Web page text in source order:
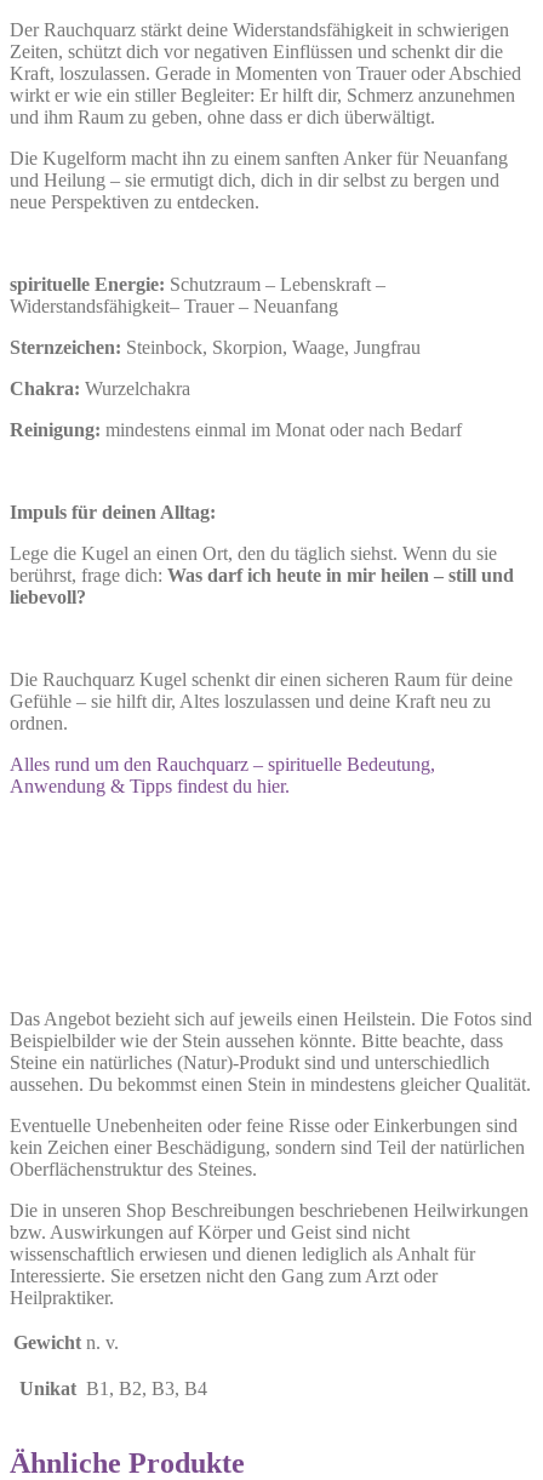
Der Rauchquarz stärkt deine Widerstandsfähigkeit in schwierigen
Zeiten, schützt dich vor negativen Einflüssen und schenkt dir die
Kraft, loszulassen. Gerade in Momenten von Trauer oder Abschied
wirkt er wie ein stiller Begleiter: Er hilft dir, Schmerz anzunehmen
und ihm Raum zu geben, ohne dass er dich überwältigt.
Die Kugelform macht ihn zu einem sanften Anker für Neuanfang
und Heilung – sie ermutigt dich, dich in dir selbst zu bergen und
neue Perspektiven zu entdecken.
spirituelle Energie: Schutzraum – Lebenskraft –
Widerstandsfähigkeit– Trauer – Neuanfang
Sternzeichen: Steinbock, Skorpion, Waage, Jungfrau
Chakra: Wurzelchakra
Reinigung: mindestens einmal im Monat oder nach Bedarf
Impuls für deinen Alltag:
Lege die Kugel an einen Ort, den du täglich siehst. Wenn du sie
berührst, frage dich: Was darf ich heute in mir heilen – still und
liebevoll?
Die Rauchquarz Kugel schenkt dir einen sicheren Raum für deine
Gefühle – sie hilft dir, Altes loszulassen und deine Kraft neu zu
ordnen.
Alles rund um den Rauchquarz – spirituelle Bedeutung,
Anwendung & Tipps findest du hier.
Das Angebot bezieht sich auf jeweils einen Heilstein. Die Fotos sind
Beispielbilder wie der Stein aussehen könnte. Bitte beachte, dass
Steine ein natürliches (Natur)-Produkt sind und unterschiedlich
aussehen. Du bekommst einen Stein in mindestens gleicher Qualität.
Eventuelle Unebenheiten oder feine Risse oder Einkerbungen sind
kein Zeichen einer Beschädigung, sondern sind Teil der natürlichen
Oberflächenstruktur des Steines.
Die in unseren Shop Beschreibungen beschriebenen Heilwirkungen
bzw. Auswirkungen auf Körper und Geist sind nicht
wissenschaftlich erwiesen und dienen lediglich als Anhalt für
Interessierte. Sie ersetzen nicht den Gang zum Arzt oder
Heilpraktiker.
Gewicht n. v.
Unikat B1, B2, B3, B4
Ähnliche Produkte